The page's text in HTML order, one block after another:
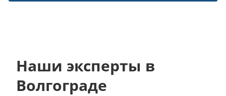
Наши эксперты в
Волгограде